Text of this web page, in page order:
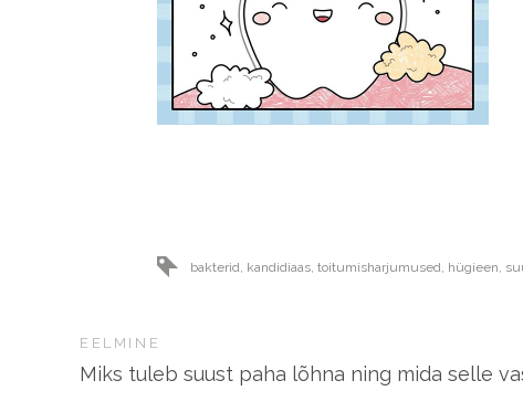
bakterid kandidiaas toitumisharjumused hügieen
EELMINE
Miks tuleb suust paha lõhna ning mida selle